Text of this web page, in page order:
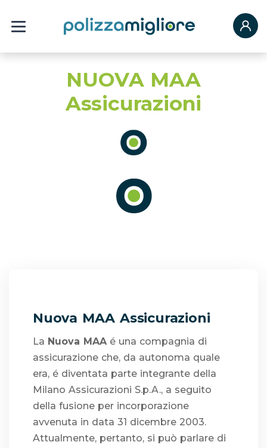
NUOVA MAA
Assicurazioni
Nuova MAA Assicurazioni
La Nuova MAAé una compagnia di
assicurazione che, da autonoma quale
era, é diventata parte integrante della
Milano Assicurazioni S.p.A., a seguito
della fusione per incorporazione
avvenuta in data 31 dicembre 2003.
Attualmente, pertanto, si può parlare di